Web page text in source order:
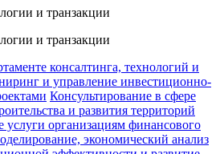
и транзакции
и транзакции
консалтинга, технологий и
и управление инвестиционно-
Консультирование в сфере
и развития территорий
услуги организациям финансового
экономический анализ